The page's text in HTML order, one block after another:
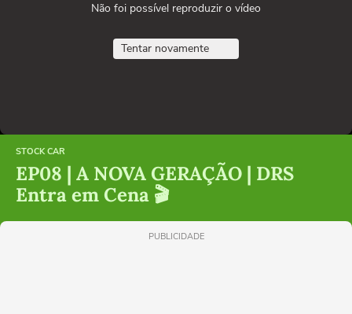
Não foi possível reproduzir o vídeo
Tentar novamente
STOCK CAR
EP08 | A NOVA GERAÇÃO | DRS
Entra em Cena 🎬
PUBLICIDADE